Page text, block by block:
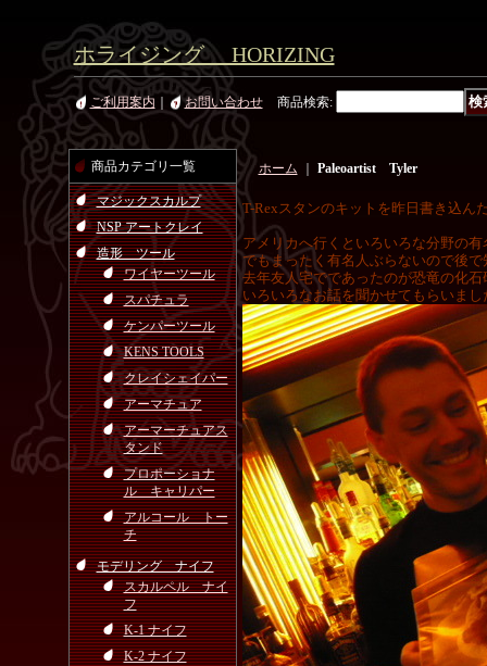
ホライジング HORIZING
ご利用案内 お問い合わせ 商品検索:
商品カテゴリ一覧
マジックスカルプ
NSP アートクレイ
造形 ツール
ワイヤーツール
スパチュラ
ケンパーツール
KENS TOOLS
クレイシェイパー
アーマチュア
アーマーチュアス
タンド
プロポーショナ
ル キャリパー
アルコール トー
チ
モデリング ナイフ
スカルペル ナイ
フ
K-1 ナイフ
K-2 ナイフ
ホーム Paleoartist Tyler
T-Rexスタンのキットを昨日書き込ん
アメリカへ行くといろいろな分野の
でもまったく有名人ぶらないので後
去年友人宅でであったのが恐竜の化
いろいろなお話を聞かせてもらいまし